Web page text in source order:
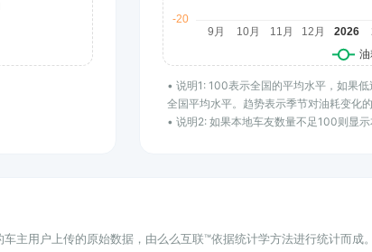
• 说明1: 100表示全国的平均水平，如果
全国平均水平。趋势表示季节对油耗变化的
• 说明2: 如果本地车友数量不足100则显示
主用户上传的原始数据，由么么互联™依据统计学方法进行统计而成